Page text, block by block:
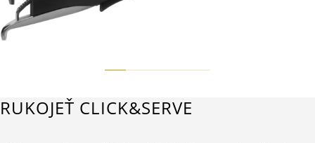
RUKOJEŤ CLICK&SERVE